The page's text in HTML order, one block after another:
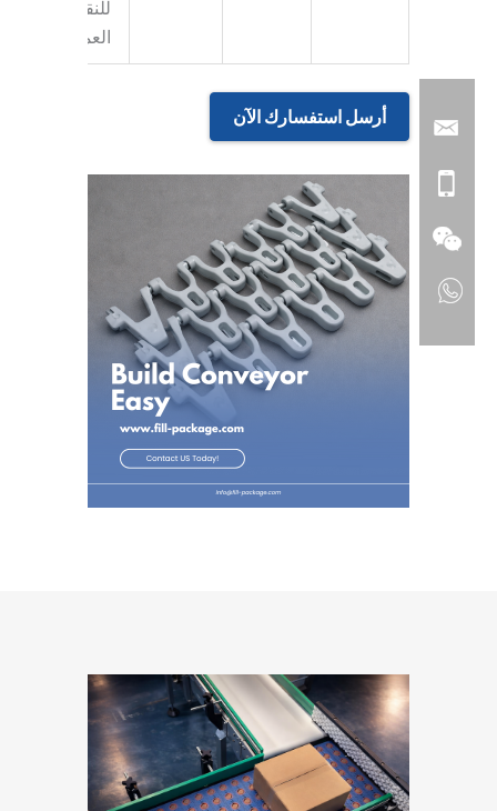
للنقل
العمودي.
أرسل استفسارك الآن